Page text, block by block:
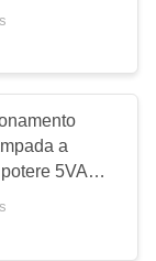
a
5VA